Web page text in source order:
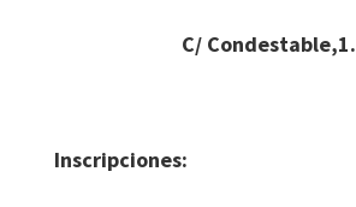
C/ Condestable,1.
Inscripciones: